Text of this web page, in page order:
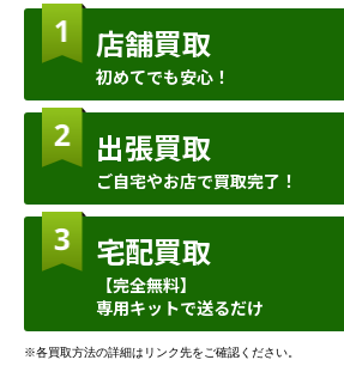
店舗買取
初めてでも安心！
出張買取
ご自宅やお店で買取完了！
宅配買取
【完全無料】
専用キットで送るだけ
※各買取方法の詳細はリンク先をご確認ください。